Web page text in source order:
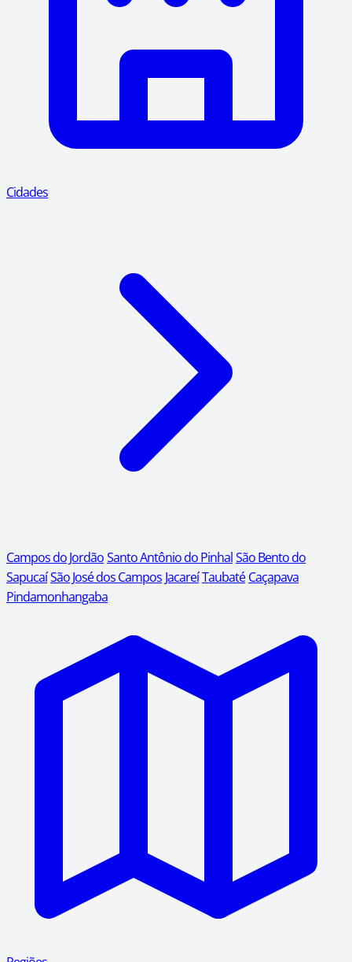
Cidades
Campos do JordãoSanto Antônio do PinhalSão Bento do
SapucaíSão José dos Campos JacareíTaubaté Caçapava
Pindamonhangaba